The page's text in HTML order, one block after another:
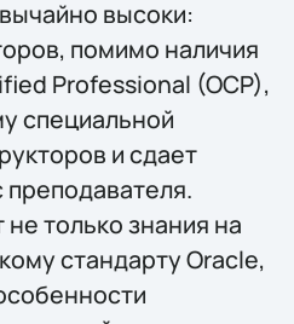
высоки:
помимо наличия
Professional (OCP),
специальной
и сдает
преподавателя.
только знания на
стандарту Oracle,